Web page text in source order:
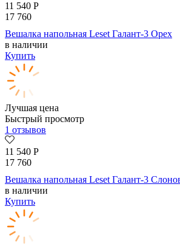
11 540 Р
17 760
Вешалка напольная Leset Галант-3 Орех
в наличии
Купить
Лучшая цена
Быстрый просмотр
1 отзывов
11 540 Р
17 760
Вешалка напольная Leset Галант-3
в наличии
Купить